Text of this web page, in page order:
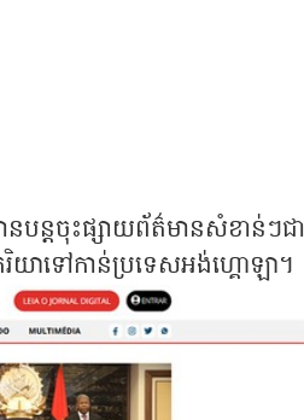
បន្តចុះផ្សាយព័ត៌មានសំខាន់ៗជា
យាទៅកាន់ប្រទេសអង់ហ្គោឡា។